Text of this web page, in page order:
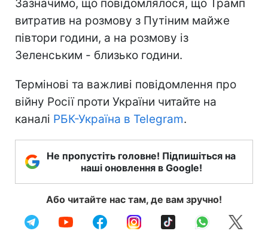
Зазначимо, що повідомлялося, що Трамп
витратив на розмову з Путіним майже
півтори години, а на розмову із
Зеленським - близько години.
Термінові та важливі повідомлення про
війну Росії проти України читайте на
каналі РБК-Україна в Telegram.
Не пропустіть головне! Підпишіться на
наші оновлення в Google!
Або читайте нас там, де вам зручно!